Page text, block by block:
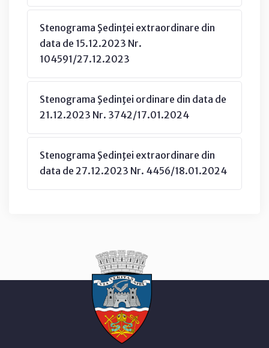
Stenograma Şedinţei extraordinare din
data de 15.12.2023 Nr.
104591/27.12.2023
Stenograma Şedinţei ordinare din data de
21.12.2023 Nr. 3742/17.01.2024
Stenograma Şedinţei extraordinare din
data de 27.12.2023 Nr. 4456/18.01.2024